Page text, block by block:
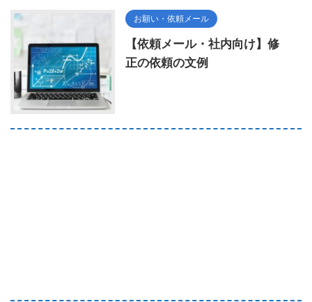
お願い・依頼メール
【依頼メール・社内向け】修
正の依頼の文例